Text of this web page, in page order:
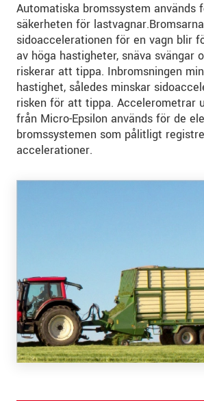
Automatiska bromssystem används
säkerheten för
sidoaccelerationen för en vagn blir
av höga hastigheter, snäva svängar
riskerar att tippa. Inbromsningen
hastighet, således minskar
risken för att tippa. Accelerometrar
från Micro-Epsilon används för de
bromssystemen som pålitligt
accelerationer.